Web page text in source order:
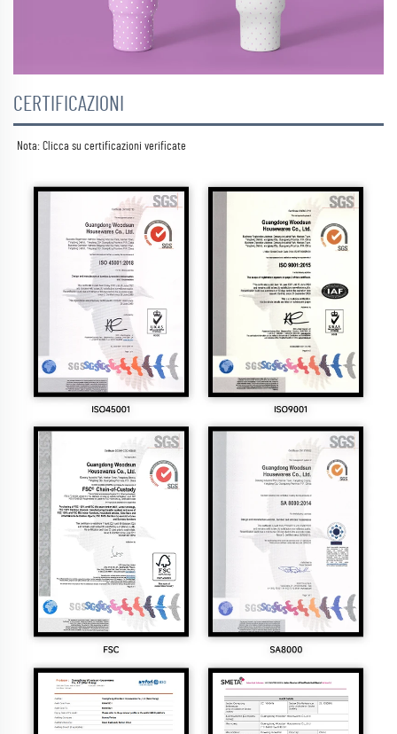
CERTIFICAZIONI
Nota: Clicca su certificazioni verificate